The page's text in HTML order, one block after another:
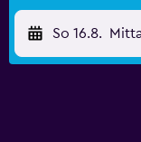
So 16.8.